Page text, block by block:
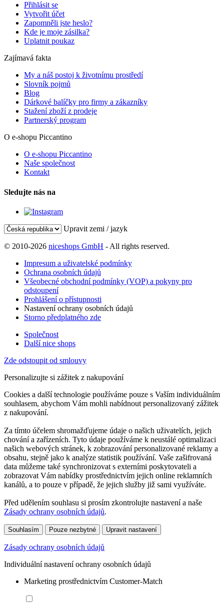
Přihlásit se
Vytvořit účet
Zapomněli jste heslo?
Kde je moje zásilka?
Uplatnit poukaz
Zajímavá fakta
My a náš postoj k životnímu prostředí
Slovník pojmů
Blog
Dárkové balíčky pro firmy a zákazníky
Stažení zboží z prodeje
Partnerský program
O e-shopu Piccantino
O e-shopu Piccantino
Naše společnost
Kontakt
Sledujte nás na
Upravit zemi / jazyk
© 2010-2026 niceshops GmbH - All rights reserved.
Impresum a uživatelské podmínky
Ochrana osobních údajů
Všeobecné obchodní podmínky (VOP) a pokyny pro
odstoupení
Prohlášení o přístupnosti
Nastavení ochrany osobních údajů
Storno předplatného zde
Společnost
Další nice shops
Zde odstoupit od smlouvy
Personalizujte si zážitek z nakupování
Cookies a další technologie používáme pouze s Vaším individuálním
souhlasem, abychom Vám mohli nabídnout personalizovaný zážitek
z nakupování.
Za tímto účelem shromažďujeme údaje o našich uživatelích, jejich
chování a zařízeních. Tyto údaje používáme k neustálé optimalizaci
našich webových stránek, k zobrazování personalizované reklamy a
obsahu, stejně jako k analýze statistik používání. Vaše zašifrovaná
data můžeme také synchronizovat s externími poskytovateli a
zobrazovat Vám nabídky prostřednictvím jejich online reklamních
kanálů, a to pouze v případě, že jejich služby již sami využíváte.
Před udělením souhlasu si prosím zkontrolujte nastavení a naše
Zásady ochrany osobních údajů.
Souhlasím Pouze nezbytné Upravit nastavení
Zásady ochrany osobních údajů
Individuální nastavení ochrany osobních údajů
Marketing prostřednictvím Customer-Match